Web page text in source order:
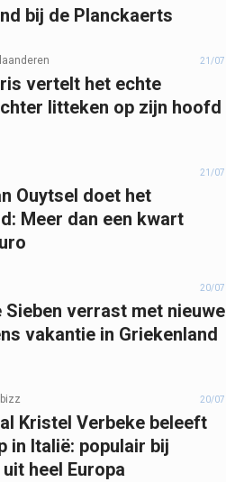
bij de Planckaerts
21/07
vertelt het echte
litteken op zijn hoofd
21/07
Ouytsel doet het
Meer dan een kwart
20/07
Sieben verrast met nieuwe
vakantie in Griekenland
20/07
Kristel Verbeke beleeft
in Italië: populair bij
heel Europa